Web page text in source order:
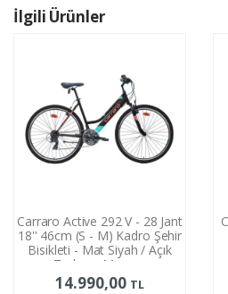
İlgili Ürünler
Carraro Active 292 V - 28 Jant
18'' 46cm (S - M) Kadro Şehir
Bisikleti - Mat Siyah / Açık
Turkuaz Mercan
14.990,00 TL